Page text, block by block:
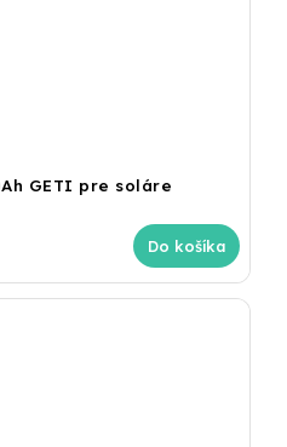
GETI pre soláre
Do košíka